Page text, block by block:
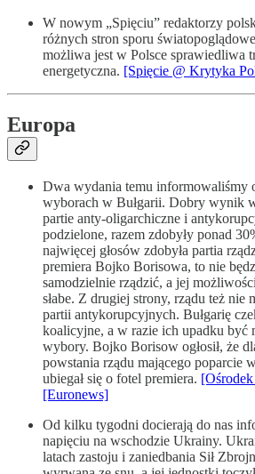
W nowym „Spięciu” redaktorzy
różnych stron sporu
możliwa jest w Polsce sprawiedliwa
energetyczna. [Spięcie @ Krytyka
Europa
Dwa wydania temu informowaliśmy
wyborach w Bułgarii. Dobry wynik
partie anty-oligarchiczne i
podzielone, razem zdobyły ponad
najwięcej głosów zdobyła partia
premiera Bojko Borisowa, to nie
samodzielnie rządzić, a jej
słabe. Z drugiej strony, rządu też nie
partii antykorupcyjnych. Bułgarię
koalicyjne, a w razie ich upadku być
wybory. Bojko Borisow ogłosił, że
powstania rządu mającego poparcie
ubiegał się o fotel premiera.
[Euronews]
Od kilku tygodni docierają do nas
napięciu na wschodzie Ukrainy.
latach zastoju i zaniedbania Sił